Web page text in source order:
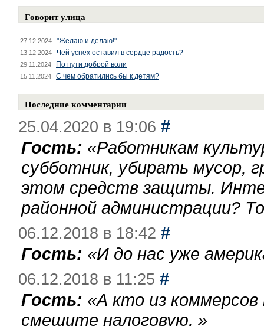
Говорит улица
27.12.2024 "Желаю и делаю!"
13.12.2024 Чей успех оставил в сердце радость?
29.11.2024 По пути доброй воли
15.11.2024 С чем обратились бы к детям?
Последние комментарии
25.04.2020 в 19:06 #
Гость: «Работникам
субботник, убирать мусор,
этом средств защиты.
районной администрации?
06.12.2018 в 18:42 #
Гость: «И до нас уже
06.12.2018 в 11:25 #
Гость: «А кто из
смешите налоговую. »